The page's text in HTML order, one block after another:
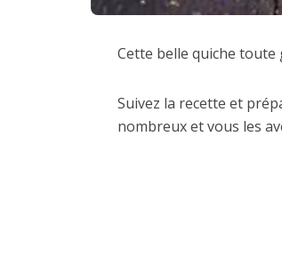
Cette belle quiche toute
Suivez la recette et
nombreux et vous les